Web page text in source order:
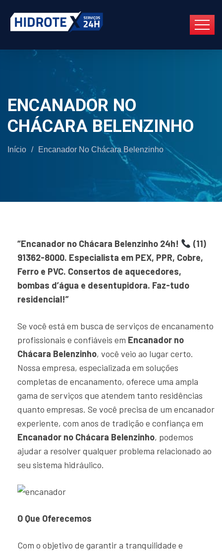
ENCANADOR NO
CHÁCARA BELENZINHO
Início / Encanador No Chácara Belenzinho
“Encanador no Chácara Belenzinho 24h!
(11)
91362-8000. Especialista em PEX, PPR, Cobre,
Ferro e PVC. Consertos de aquecedores,
bombas d’água e desentupidora. Faz-tudo
residencial!”
Se você está em busca de serviços de encanamento
profissionais e confiáveis em Encanador no
Chácara Belenzinho, você veio ao lugar certo.
Nossa empresa, especializada em soluções
completas de encanamento, oferece uma ampla
gama de serviços que atendem tanto residências
quanto empresas. Se você precisa de um encanador
experiente, com anos de tradição e confiança em
Encanador no Chácara Belenzinho, podemos
ajudar a resolver qualquer problema relacionado ao
seu sistema hidráulico.
O Que Oferecemos
Com o objetivo de garantir a tranquilidade e